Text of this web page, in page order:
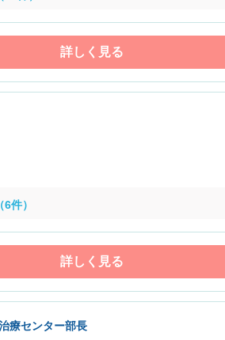
詳しく見る
件）
詳しく見る
療センター部長